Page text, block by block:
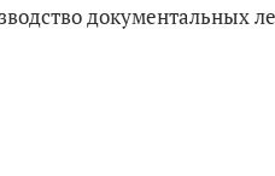
документальных